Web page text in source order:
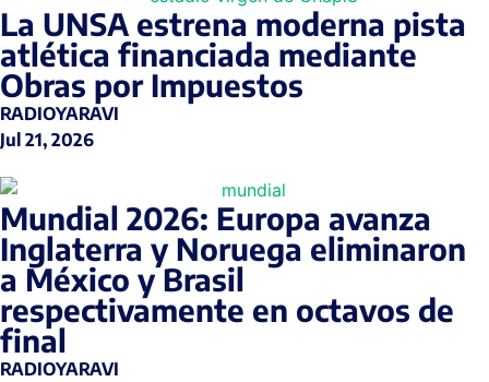
La UNSA estrena moderna pista
atlética financiada mediante
Obras por Impuestos
RADIOYARAVI
Jul 21, 2026
Mundial 2026: Europa avanza
Inglaterra y Noruega eliminaron
a México y Brasil
respectivamente en octavos de
final
RADIOYARAVI